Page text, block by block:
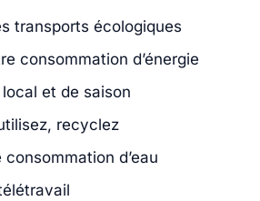
transports écologiques
consommation d’énergie
et de saison
recyclez
d’eau